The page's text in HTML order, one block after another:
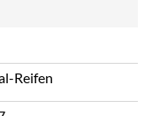
Reifen